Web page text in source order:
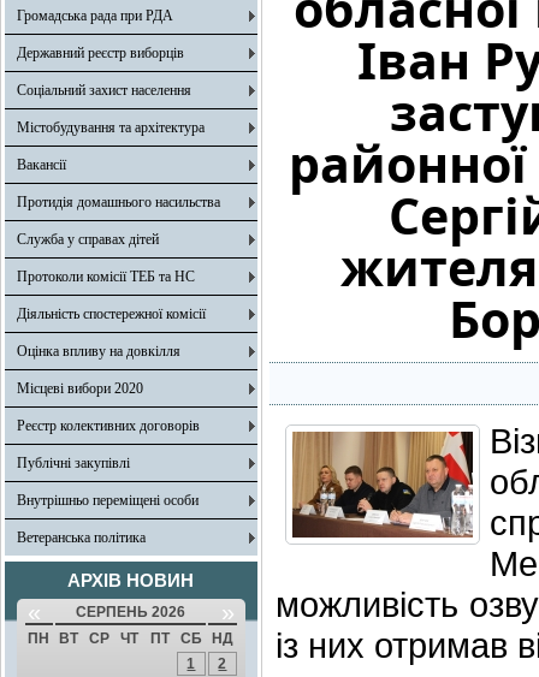
Громадська рада при РДА
Державний реєстр виборців
Соціальний захист населення
Містобудування та архітектура
Вакансії
Протидія домашнього насильства
Служба у справах дітей
Протоколи комісії ТЕБ та НС
Діяльність спостережної комісії
Оцінка впливу на довкілля
Місцеві вибори 2020
Реєстр колективних договорів
Публічні закупівлі
Внутрішньо переміщені особи
Ветеранська політика
АРХІВ НОВИН
« СЕРПЕНЬ 2026 »
ПН ВТ СР ЧТ ПТ СБ
НД
1
2
Іван
районної
можливість
із них отримав